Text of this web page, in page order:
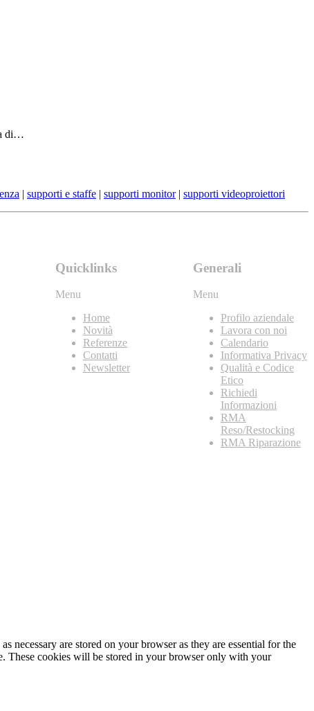
di…
| supporti e staffe | supporti monitor| supporti videoproiettori
Quicklinks
Menu
Home
Novità
Referenze
Contatti
Newsletter
Generali
Menu
Profilo aziendale
Lavora con noi
Calendario
Informativa Privacy
Qualità e Codice
Etico
Richiedi
Informazioni
RMA
Reso/Restocking
RMA Riparazione
necessary are stored on your browser as they are essential for the
These cookies will be stored in your browser only with your